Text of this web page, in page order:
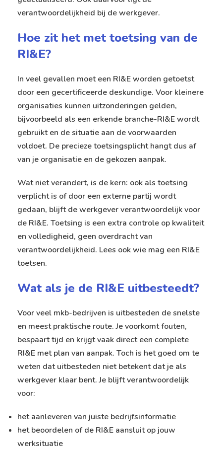
verantwoordelijkheid bij de werkgever.
Hoe zit het met toetsing van de
RI&E?
In veel gevallen moet een RI&E worden getoetst
door een gecertificeerde deskundige. Voor kleinere
organisaties kunnen uitzonderingen gelden,
bijvoorbeeld als een erkende branche-RI&E wordt
gebruikt en de situatie aan de voorwaarden
voldoet. De precieze toetsingsplicht hangt dus af
van je organisatie en de gekozen aanpak.
Wat niet verandert, is de kern: ook als toetsing
verplicht is of door een externe partij wordt
gedaan, blijft de werkgever verantwoordelijk voor
de RI&E. Toetsing is een extra controle op kwaliteit
en volledigheid, geen overdracht van
verantwoordelijkheid. Lees ookwie mag een RI&E
toetsen.
Wat als je de RI&E uitbesteedt?
Voor veel mkb-bedrijven is uitbesteden de snelste
en meest praktische route. Je voorkomt fouten,
bespaart tijd en krijgt vaak direct een complete
RI&E met plan van aanpak. Toch is het goed om te
weten dat uitbesteden niet betekent dat je als
werkgever klaar bent. Je blijft verantwoordelijk
voor:
het aanleveren van juiste bedrijfsinformatie
het beoordelen of de RI&E aansluit op jouw
werksituatie